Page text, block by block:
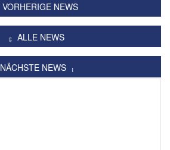
VORHERIGE NEWS
ALLE NEWS
NÄCHSTE NEWS